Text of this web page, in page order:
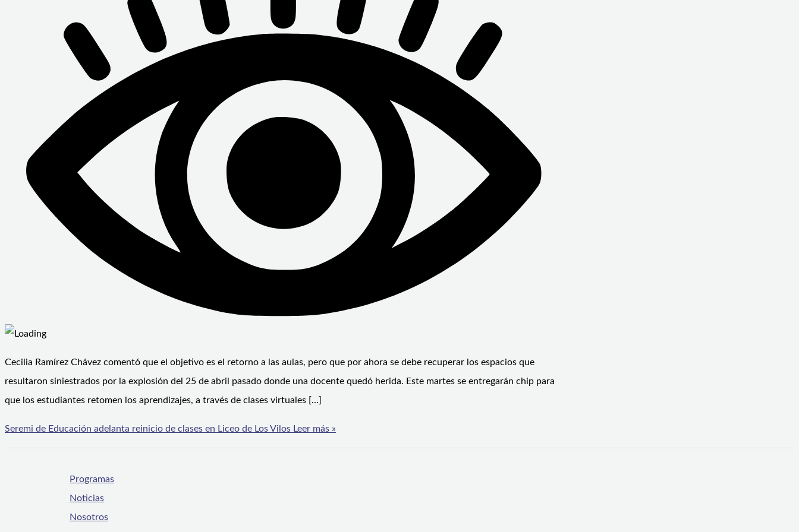
Cecilia Ramírez Chávez comentó que el objetivo es el retorno a las aulas, pero que por ahora se debe recuperar los espacios que
resultaron siniestrados por la explosión del 25 de abril pasado donde una docente quedó herida. Este martes se entregarán chip para
que los estudiantes retomen los aprendizajes, a través de clases virtuales […]
Seremi de Educación adelanta reinicio de clases en Liceo de Los Vilos Leer más »
Programas
Noticias
Nosotros